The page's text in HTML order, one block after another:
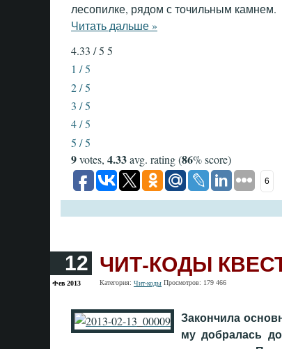
лесопилке, рядом с точильным камнем.
Читать дальше »
4.33 / 5 5
1 / 5
2 / 5
3 / 5
4 / 5
5 / 5
9votes, 4.33avg. rating (86% score)
6
Закончила
му добралась
12
Фев 2013
ЧИТ-КОДЫ
Категория: Чит-коды Просмотров: 179 466